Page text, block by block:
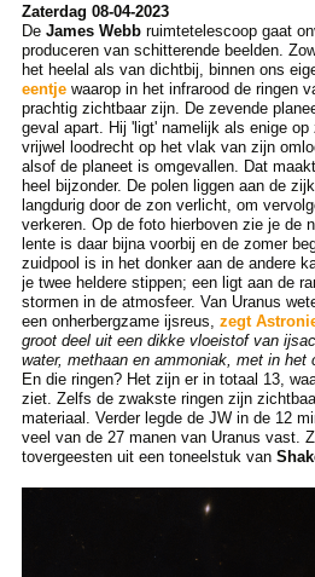
Zaterdag 08-04-2023
De James Webbruimtetelescoop gaat
produceren van schitterende beelden.
het heelal als van dichtbij, binnen ons
eentjewaarop in het infrarood de ringen
prachtig zichtbaar zijn. De zevende
geval apart. Hij 'ligt' namelijk als enige
vrijwel loodrecht op het vlak van zijn
alsof de planeet is omgevallen. Dat
heel bijzonder. De polen liggen aan de
langdurig door de zon verlicht, om
verkeren. Op de foto hierboven zie je de
lente is daar bijna voorbij en de zomer
zuidpool is in het donker aan de andere
je twee heldere stippen; een ligt aan de
stormen in de atmosfeer. Van Uranus
een onherbergzame ijsreus, zegt
groot deel uit een dikke vloeistof van
water, methaan en ammoniak, met in het
En die ringen? Het zijn er in totaal 13,
ziet. Zelfs de zwakste ringen zijn
materiaal. Verder legde de JW in de 12
veel van de 27 manen van Uranus vast.
tovergeesten uit een toneelstuk van